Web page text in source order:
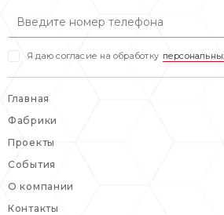
Я даю согласие на обработку
Главная
Фабрики
Проекты
События
О компании
Контакты